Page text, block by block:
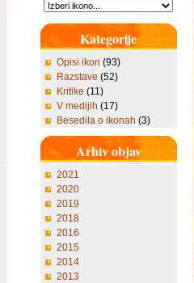
Kategorije
Opisi ikon (93)
Razstave (52)
Kritike (11)
V medijih (17)
Besedila o ikonah (3)
Arhiv objav
2021
2020
2019
2018
2016
2015
2014
2013